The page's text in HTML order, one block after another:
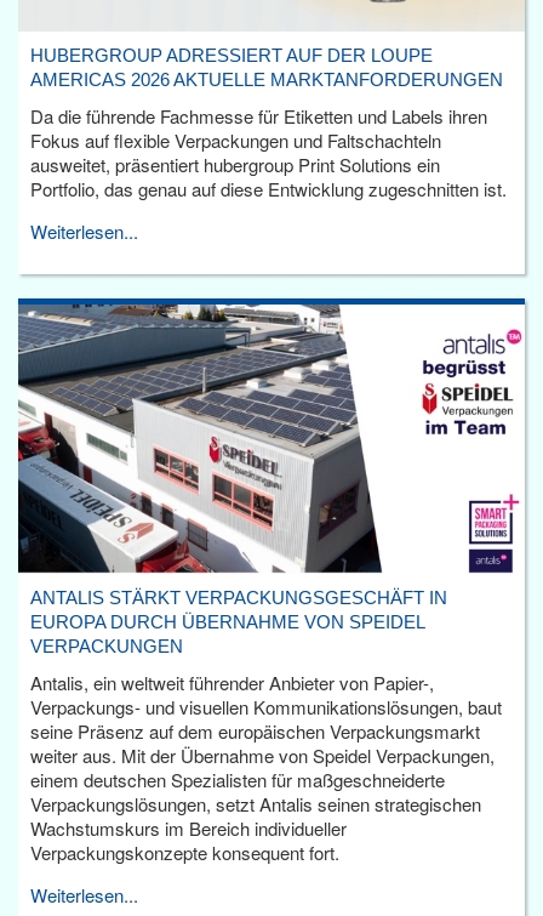
HUBERGROUP ADRESSIERT AUF DER LOUPE
AMERICAS 2026 AKTUELLE MARKTANFORDERUNGEN
Da die führende Fachmesse für Etiketten und Labels ihren
Fokus auf flexible Verpackungen und Faltschachteln
ausweitet, präsentiert hubergroup Print Solutions ein
Portfolio, das genau auf diese Entwicklung zugeschnitten ist.
Weiterlesen...
ANTALIS STÄRKT VERPACKUNGSGESCHÄFT IN
EUROPA DURCH ÜBERNAHME VON SPEIDEL
VERPACKUNGEN
Antalis, ein weltweit führender Anbieter von Papier-,
Verpackungs- und visuellen Kommunikationslösungen, baut
seine Präsenz auf dem europäischen Verpackungsmarkt
weiter aus. Mit der Übernahme von Speidel Verpackungen,
einem deutschen Spezialisten für maßgeschneiderte
Verpackungslösungen, setzt Antalis seinen strategischen
Wachstumskurs im Bereich individueller
Verpackungskonzepte konsequent fort.
Weiterlesen...